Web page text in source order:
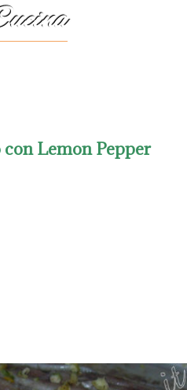
con Lemon Pepper